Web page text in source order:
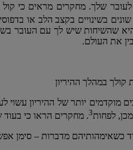
שלך. מחקרים מראים כי
שונים בשינויים בקצב הלב או
שהשיחות שיש לך עם העובר
את העולם.
קולך במהלך ההיריון
לפחות3. מחקרים הראו כי בעוד שחלק מהעוברים
כשאימהותיהם מדברות – סימן